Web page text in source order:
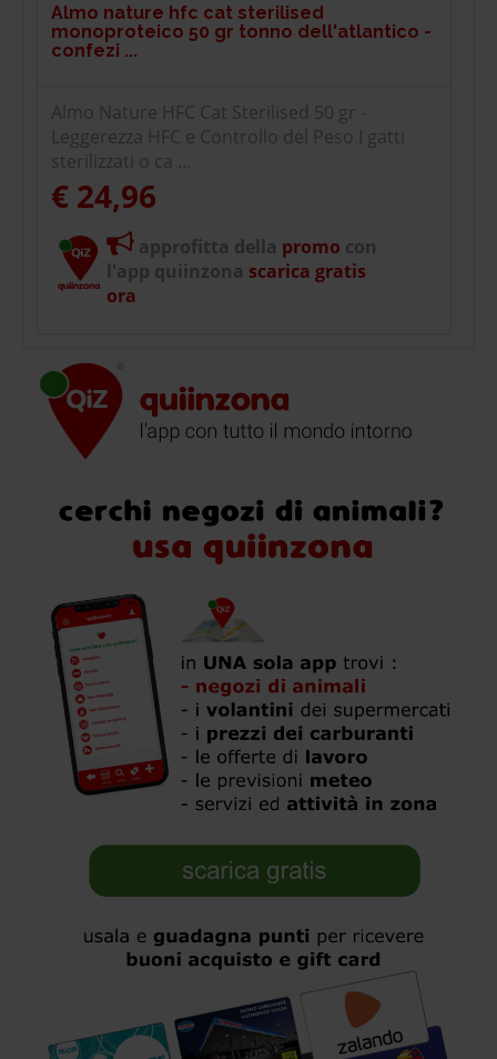
Almo nature hfc cat sterilised
monoproteico 50 gr tonno dell'atlantico -
confezi ...
Almo Nature HFC Cat Sterilised 50 gr -
Leggerezza HFC e Controllo del Peso I gatti
sterilizzati o ca ...
€ 24,96
approfitta della promo con
l'app quiinzona scarica gratis
ora